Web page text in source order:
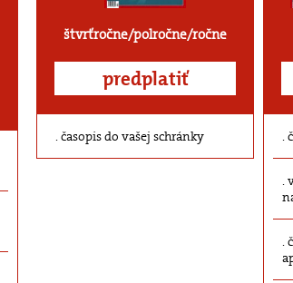
štvrťročne/polročne/ročne
predplatiť
časopis do vašej schránky